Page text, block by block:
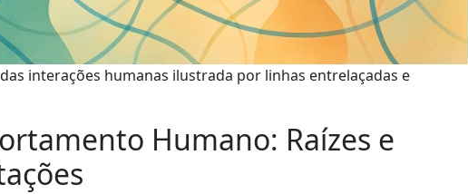
interações humanas ilustrada por linhas entrelaçadas e
Humano: Raízes e